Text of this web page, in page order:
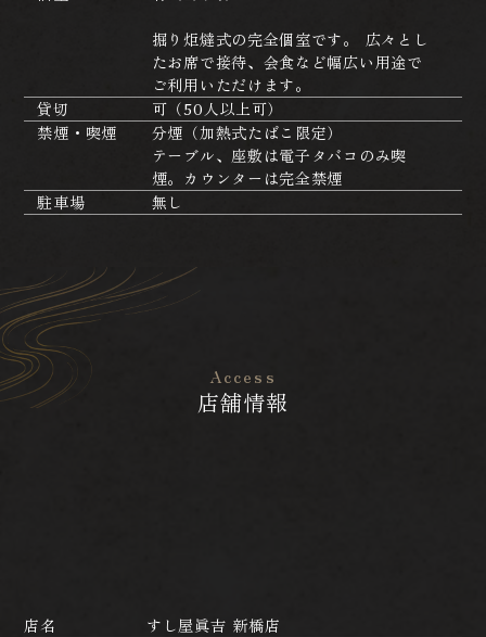
掘り炬燵式の完全個室です。 広々とし
たお席で接待、会食など幅広い用途で
ご利用いただけます。
貸切
可（50人以上可）
禁煙・喫煙
分煙（加熱式たばこ限定）
テーブル、座敷は電子タバコのみ喫
煙。カウンターは完全禁煙
駐車場
無し
Access
店舗情報
店名
すし屋眞吉 新橋店